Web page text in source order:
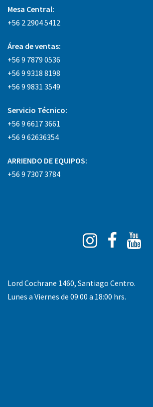
Mesa Central:
+56 2 2904 5412
Área de ventas:
+56 9 7879 0536
+56 9 9318 8198
+56 9 9831 3549
Servicio Técnico:
+56 9 6617 3661
+56 9 62636354
ARRIENDO DE EQUIPOS:
+56 9 7307 3784
Instagram
Facebook
Tube
Lord Cochrane 1460, Santiago Centro.
Lunes a Viernes de 09:00 a 18:00 hrs.